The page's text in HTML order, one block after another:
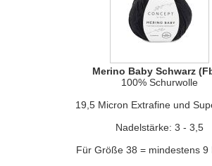
Merino Baby Schwarz
100% Schurwolle
19,5 Micron Extrafine und
Nadelstärke: 3 - 3,5
Für Größe 38 = mindestens 9